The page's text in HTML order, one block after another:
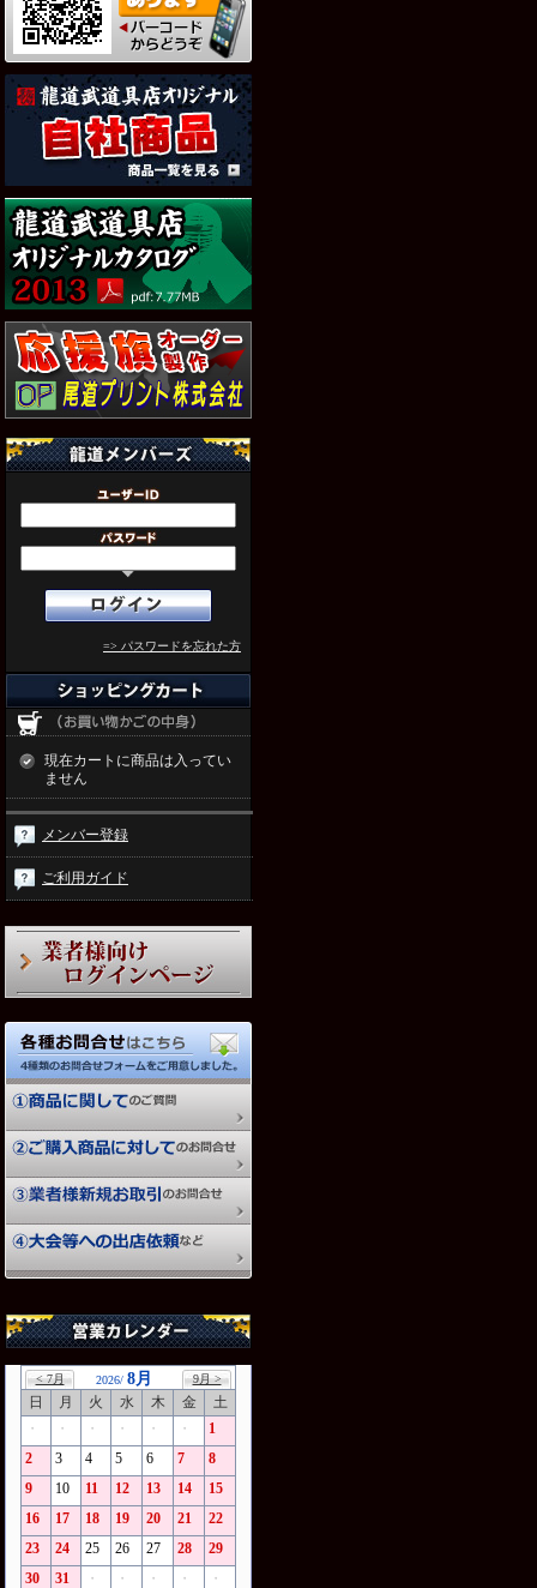
=> パスワードを忘れた方
現在カートに商品は入ってい
ません
メンバー登録
ご利用ガイド
< 7月 2026/ 8月 9月 >
日 月 火 水 木 金
土
・
・ ・ ・ ・ ・
1
2
3 4 5 6 7
8
9
10 11 12 13 14
15
16
17 18 19 20 21
22
23
24 25 26 27 28
29
30
31 ・ ・ ・ ・ ・